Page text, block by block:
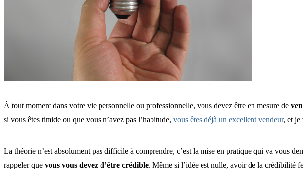
À tout moment dans votre vie personnelle ou professionnelle, vous devez être en mesure de
si vous êtes timide ou que vous n’avez pas l’habitude, vous êtes déjà un excellent vendeur, et je
La théorie n’est absolument pas difficile à comprendre, c’est la mise en pratique qui va vous
rappeler que vous vous devez d’être crédible. Même si l’idée est nulle, avoir de la crédibilité